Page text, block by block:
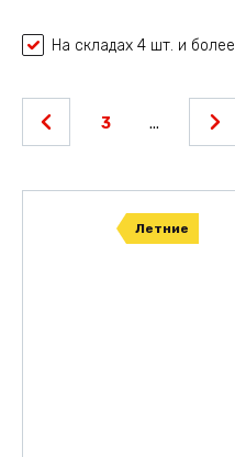
На складах 4 шт. и более
3 ...
Летние